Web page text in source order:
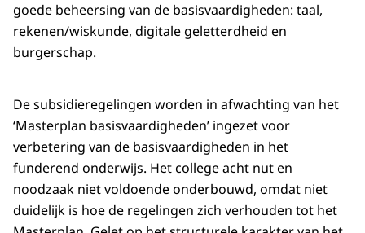
goede beheersing van de basisvaardigheden: taal,
rekenen/wiskunde, digitale geletterdheid en
burgerschap.
De subsidieregelingen worden in afwachting van het
‘Masterplan basisvaardigheden’ ingezet voor
verbetering van de basisvaardigheden in het
funderend onderwijs. Het college acht nut en
noodzaak niet voldoende onderbouwd, omdat niet
duidelijk is hoe de regelingen zich verhouden tot het